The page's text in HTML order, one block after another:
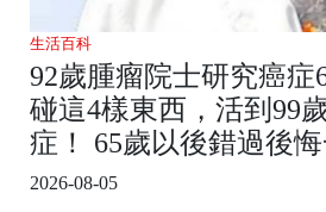
生活百科
92歲腫瘤院士研究癌症
碰這4樣東西，活到99
症！ 65歲以後錯過後
2026-08-05